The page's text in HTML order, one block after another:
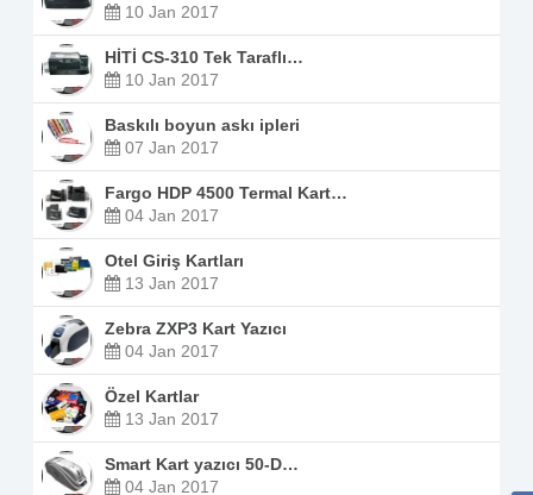
10 Jan 2017
HİTİ CS-310 Tek Taraflı…
10 Jan 2017
Baskılı boyun askı ipleri
07 Jan 2017
Fargo HDP 4500 Termal Kart…
04 Jan 2017
Otel Giriş Kartları
13 Jan 2017
Zebra ZXP3 Kart Yazıcı
04 Jan 2017
Özel Kartlar
13 Jan 2017
Smart Kart yazıcı 50-D…
04 Jan 2017